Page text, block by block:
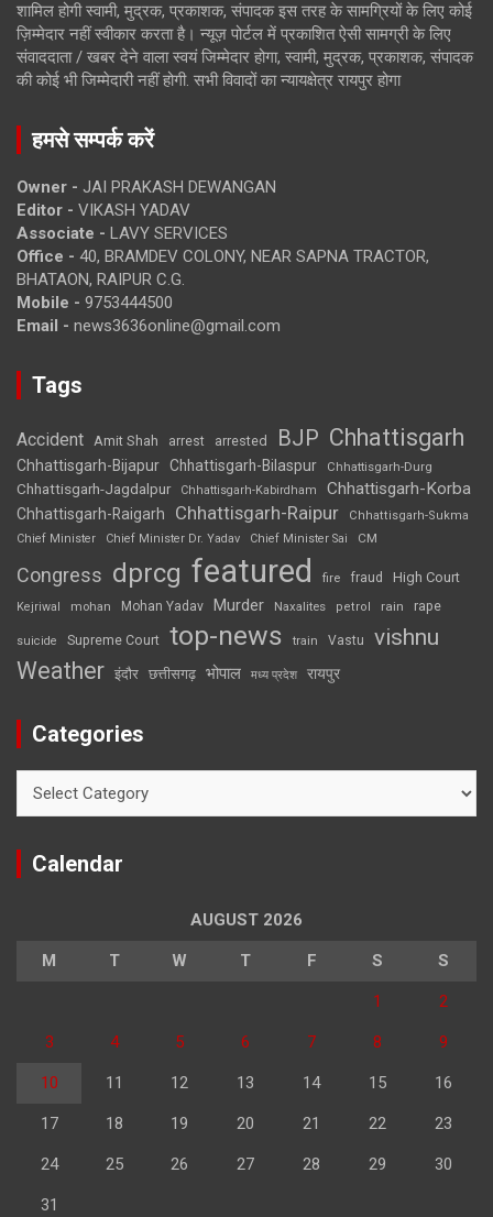
शामिल होगी स्वामी, मुद्रक, प्रकाशक, संपादक इस तरह के सामग्रियों के लिए कोई
ज़िम्मेदार नहीं स्वीकार करता है। न्यूज़ पोर्टल में प्रकाशित ऐसी सामग्री के लिए
संवाददाता / खबर देने वाला स्वयं जिम्मेदार होगा, स्वामी, मुद्रक, प्रकाशक, संपादक
की कोई भी जिम्मेदारी नहीं होगी. सभी विवादों का न्यायक्षेत्र रायपुर होगा
हमसे सम्पर्क करें
Owner - JAI PRAKASH DEWANGAN
Editor - VIKASH YADAV
Associate - LAVY SERVICES
Office - 40, BRAMDEV COLONY, NEAR SAPNA TRACTOR,
BHATAON, RAIPUR C.G.
Mobile - 9753444500
Email - news3636online@gmail.com
Tags
Accident Amit Shah arrest arrested BJP Chhattisgarh
Chhattisgarh-Bijapur Chhattisgarh-Bilaspur Chhattisgarh-Durg
Chhattisgarh-Jagdalpur Chhattisgarh-Kabirdham Chhattisgarh-Korba
Chhattisgarh-Raigarh Chhattisgarh-Raipur
Chhattisgarh-Sukma
Chief Minister
Chief Minister Dr. Yadav Chief Minister Sai CM
Congress dprcg featured fire fraud High Court
Kejriwal mohan Mohan Yadav Murder Naxalites petrol rain rape
suicide Supreme Court top-news train Vastu vishnu
Weather इंदौर छत्तीसगढ़ भोपाल मध्य प्रदेश रायपुर
Categories
Calendar
AUGUST 2026
M T W T F S S
1 2
3 4 5 6 7 8 9
10 11 12 13 14 15 16
17 18 19 20 21 22 23
24 25 26 27 28 29 30
31